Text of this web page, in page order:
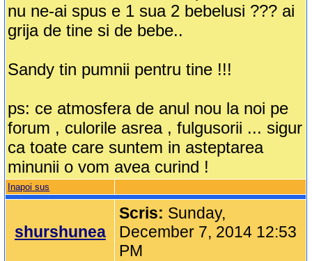
nu ne-ai spus e 1 sua 2 bebelusi ??? ai
grija de tine si de bebe..
Sandy tin pumnii pentru tine !!!
ps: ce atmosfera de anul nou la noi pe
forum , culorile asrea , fulgusorii ... sigur
ca toate care suntem in asteptarea
minunii o vom avea curind !
Inapoi sus
shurshunea
Scris: Sunday,
December 7, 2014 12:53
PM